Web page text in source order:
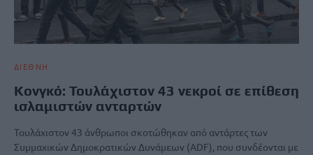
ΔΙΕΘΝΗ
Κονγκό: Τουλάχιστον 43 νεκροί σε επίθεση
ισλαμιστών ανταρτών
Τουλάχιστον 43 άνθρωποι σκοτώθηκαν από αντάρτες των
Συμμαχικών Δημοκρατικών Δυνάμεων (ADF), που συνδέονται με